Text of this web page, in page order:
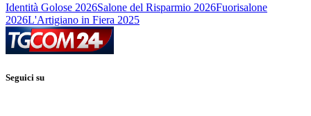
Identità Golose 2026Salone del Risparmio 2026Fuorisalone
2026L'Artigiano in Fiera 2025
Seguici su